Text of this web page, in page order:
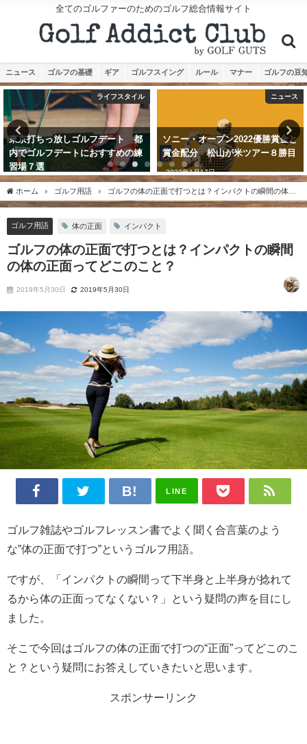
全てのゴルファーのためのゴルフ総合情報サイト
ニュース ゴルフの基礎 ギア ゴルフスイング ルール マナー ゴルフの豆
ライフスタイル
東京打ちっ放しゴルフデート 都
内でゴルフデートにおすすめの練
習場７選
ニュース
ソニー・オープン2022優勝賞金と
賞金配分 松山が米ツアー８勝目
2022年1月17日
ホーム ゴルフ用語
ゴルフの体の正面で打つとは？インパクトの瞬間の体の
正面ってどこのこと？
ゴルフ用語 体の正面 インパクト
ゴルフの体の正面で打つとは？インパクトの瞬間
の体の正面ってどこのこと？
2019年5月30日 2019年5月30日
LINE
ゴルフ雑誌やゴルフレッスン書でよく聞く合言葉のよう
な”体の正面で打つ”というゴルフ用語。
ですが、「インパクトの瞬間って下半身と上半身が捻れて
るから体の正面ってなくない？」という疑問の声を目にし
ました。
そこで今回はゴルフの体の正面で打つの“正面”ってどこのこ
と？という疑問にお答えしていきたいと思います。
スポンサーリンク